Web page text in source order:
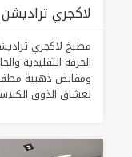
لاكجري تراديشن
مطبخ لاكجري
الحرفة التقليدية
ومقابض ذهبية
لعشاق الذوق